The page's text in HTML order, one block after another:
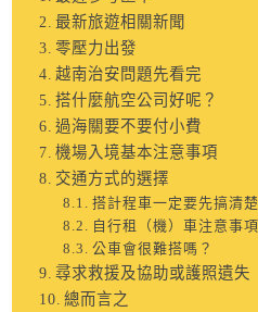
最新旅遊相關新聞
零壓力出發
越南治安問題先看完
搭什麼航空公司好呢？
過海關要不要付小費
機場入境基本注意事項
交通方式的選擇
搭計程車一定要先搞清楚
自行租（機）車注意事項
公車會很難搭嗎？
尋求救援及協助或護照遺失
總而言之